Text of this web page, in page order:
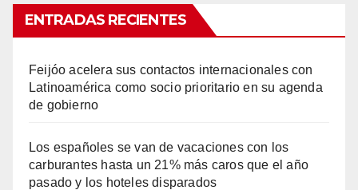
ENTRADAS RECIENTES
Feijóo acelera sus contactos internacionales con
Latinoamérica como socio prioritario en su agenda
de gobierno
Los españoles se van de vacaciones con los
carburantes hasta un 21% más caros que el año
pasado y los hoteles disparados